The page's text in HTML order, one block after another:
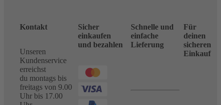
Kontakt
Unseren
Kundenservice
erreichst
du montags bis
freitags von 9.00
Uhr bis 17.00
Sicher
einkaufen
und bezahlen
Schnelle und
einfache
Lieferung
Für
deinen
sicheren
Einkauf